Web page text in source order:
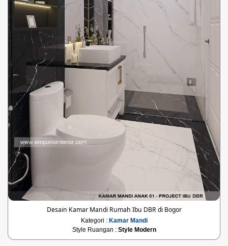
Desain Kamar Mandi Rumah Ibu DBR di Bogor
Kategori : Kamar Mandi
Style Ruangan : Style Modern